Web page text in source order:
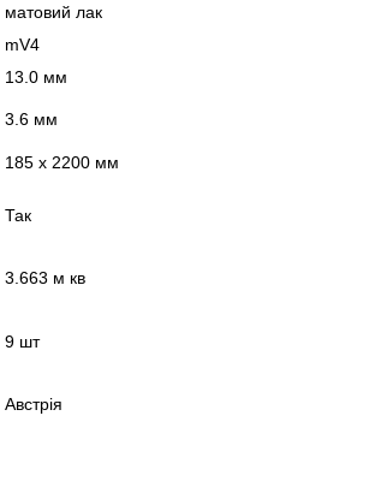
матовий лак
mV4
13.0 мм
3.6 мм
185 x 2200 мм
Так
3.663 м кв
9 шт
Австрія